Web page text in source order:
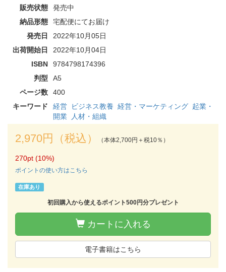
販売状態
発売中
納品形態
宅配便にてお届け
発売日
2022年10月05日
出荷開始日
2022年10月04日
ISBN
9784798174396
判型
A5
ページ数
400
キーワード
経営 ビジネス教養 経営・マーケティング 起業・
開業
人材・組織
2,970円（税込） （本体2,700円＋税10％）
270pt (10%)
ポイントの使い方はこちら
在庫あり
初回購入から使えるポイント500円分プレゼント
カートに入れる
電子書籍はこちら